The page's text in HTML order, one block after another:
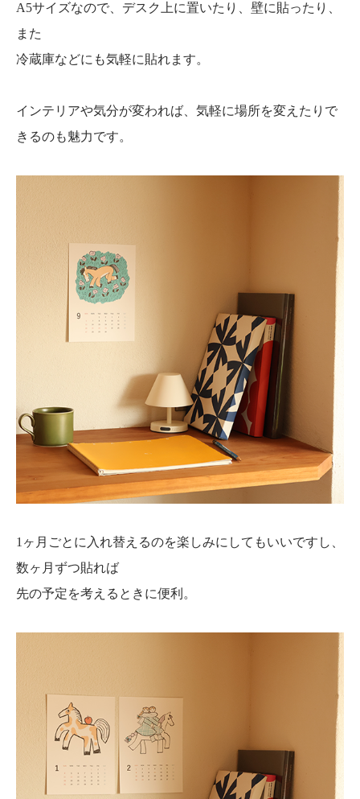
A5サイズなので、デスク上に置いたり、壁に貼ったり、
また
冷蔵庫などにも気軽に貼れます。
インテリアや気分が変われば、気軽に場所を変えたりで
きるのも魅力です。
1ヶ月ごとに入れ替えるのを楽しみにしてもいいですし、
数ヶ月ずつ貼れば
先の予定を考えるときに便利。